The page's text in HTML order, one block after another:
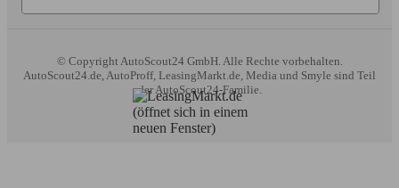
© Copyright AutoScout24 GmbH. Alle Rechte vorbehalten.
AutoScout24.de, AutoProff, LeasingMarkt.de, Media und Smyle sind Teil
der AutoScout24-Familie.